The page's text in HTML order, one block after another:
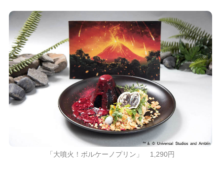
「大噴火！ボルケーノプリン」 1,290円